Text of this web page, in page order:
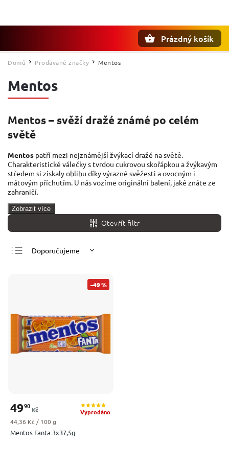
Prázdný košík
Domů / Prodávané značky / Mentos
Mentos
Mentos – svěží dražé známé po celém
světě
Mentos patří mezi nejznámější žvýkací dražé na světě.
Charakteristické válečky s tvrdou cukrovou skořápkou a žvýkavým
středem si získaly oblibu díky výrazné svěžesti a ovocným i
mátovým příchutím. U nás vozíme originální balení, jaké znáte ze
zahraničí.
Zobrazit více
Otevřít filtr
Doporučujeme
Abecedně
–49 %
Mentos Fanta 3x37,5g
Vyprodáno
4990
Kč
Měrná cena:
44,36 Kč / 100 g